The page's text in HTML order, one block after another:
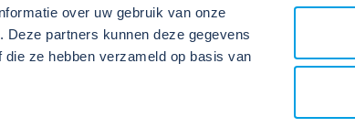
over uw gebruik van onze
partners kunnen deze gegevens
ze hebben verzameld op basis van